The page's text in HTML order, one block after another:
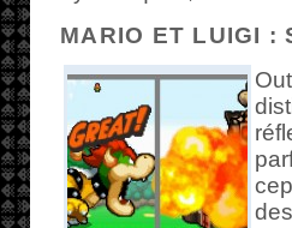
MARIO ET LUIGI :